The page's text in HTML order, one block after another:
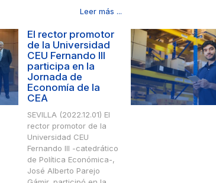
Leer más ...
El rector promotor
de la Universidad
CEU Fernando III
participa en la
Jornada de
Economía de la
CEA
SEVILLA (2022.12.01) El
rector promotor de la
Universidad CEU
Fernando III -catedrático
de Política Económica-,
José Alberto Parejo